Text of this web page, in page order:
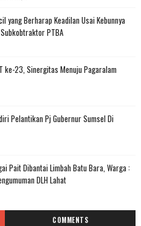
yang Berharap Keadilan Usai Kebunnya
PTBA
ke-23, Sinergitas Menuju Pagaralam
Pelantikan Pj Gubernur Sumsel Di
Pait Dibantai Limbah Batu Bara, Warga :
DLH Lahat
COMMENTS